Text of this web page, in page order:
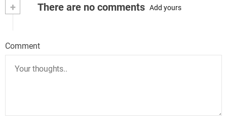
+ There are no comments Add yours
Comment